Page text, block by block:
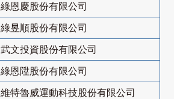
綠恩慶股份有限公司
綠昱順股份有限公司
武文投資股份有限公司
綠恩陞股份有限公司
維特魯威運動科技股份有限公司